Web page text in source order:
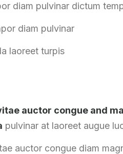
diam pulvinar dictum
diam pulvinar
laoreet turpis
auctor congue and
pulvinar at laoreet augue
auctor congue diam